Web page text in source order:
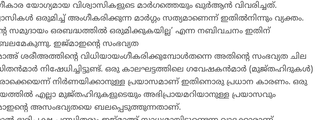
യോഗ്യമായ വിശ്വാസികളുടെ മാര്‍ഗത്തെയും ഖുര്‍ആന്‍ വിവരിച്ചത്.
ഒരുമിച്ച് അംഗീകരിക്കുന്ന മാര്‍ഗ്ഗം സത്യമാണെന്ന് ഇതില്‍നിന്നും വ്യക്തം.
സമുദായം ഒരബദ്ധത്തില്‍ ഒരുമിക്കുകയില്ല’ എന്ന നബിവചനം ഇതിന്
ഇജ്മാഇന്റെ സംഭവ്യത
ശരീഅത്തിന്റെ വിധിയായംഗീകരിക്കുമ്പോള്‍തന്നെ അതിന്റെ സംഭവ്യത ചില
നിഷേധിച്ചിട്ടുണ്ട്. ഒരു കാലഘട്ടത്തിലെ ഗവേഷകന്‍മാര്‍ (മുജ്തഹിദുകള്‍)
നിര്‍ണയിക്കാനുള്ള പ്രയാസമാണ് ഇതിനൊരു പ്രധാന കാരണം. ഒരു
എല്ലാ മുജ്തഹിദുകളുടെയും അഭിപ്രായമറിയാനുള്ള പ്രയാസവും
അസംഭവ്യതയെ ബലപ്പെടുത്തുന്നതാണ്.